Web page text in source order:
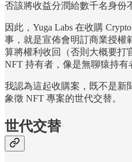
否該將收益分潤給數千名身份
因此，Yuga Labs 在收購
事，就是宣佈會明訂商業授權
算將權利收回（否則大概要打
NFT 持有者，像是無聊猿持有
我認為這起收購案，既不是新
象徵 NFT 專案的世代交替。
世代交替